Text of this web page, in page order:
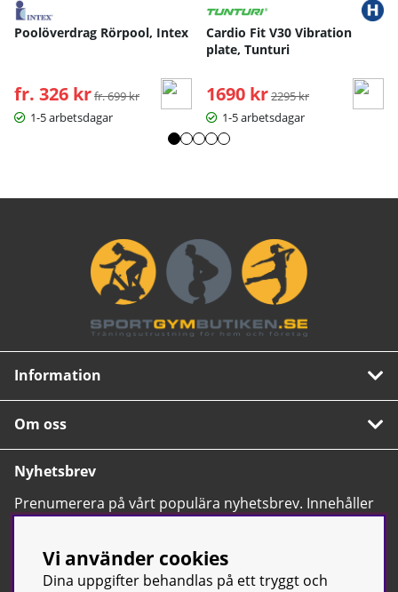
Poolöverdrag Rörpool, Intex
fr. 326 kr Ordinarie pris:
fr. 699 kr
1-5 arbetsdagar
Cardio Fit V30 Vibration
plate, Tunturi
1690 kr Ordinarie pris:
2295 kr
1-5 arbetsdagar
Information
Om oss
Nyhetsbrev
Prenumerera på vårt populära nyhetsbrev. Innehåller
tips, nyheter och våra allra bästa erbjudanden.
Vi använder cookies
Dina uppgifter behandlas på ett tryggt och